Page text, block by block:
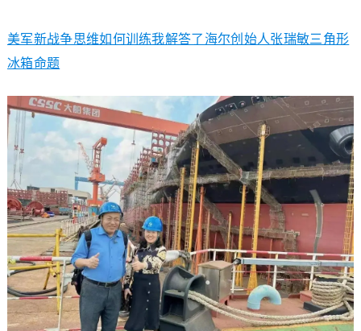
美军新战争思维如何训练我解答了海尔创始人张瑞敏三角形
冰箱命题